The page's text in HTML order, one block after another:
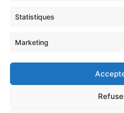
Statistiques
Marketing
Résultats des élections municipales